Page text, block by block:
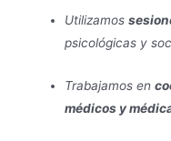
Utilizamos
psicológicas y
Trabajamos en
médicos y